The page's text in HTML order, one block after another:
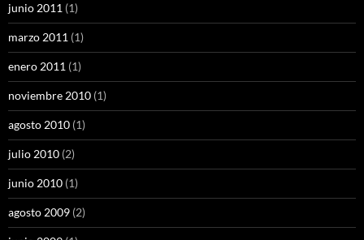
junio 2011 (1)
marzo 2011 (1)
enero 2011 (1)
noviembre 2010 (1)
agosto 2010 (1)
julio 2010 (2)
junio 2010 (1)
agosto 2009 (2)